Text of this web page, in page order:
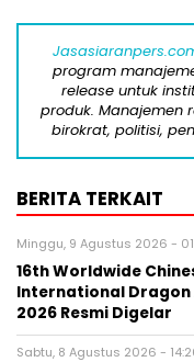
program
release untuk
produk. Manajemen
birokrat, politisi,
BERITA TERKAIT
Minggu, 9 Agustus 2026 -
16th Worldwide
International Dragon
2026 Resmi Digelar
Sabtu, 8 Agustus 2026 -